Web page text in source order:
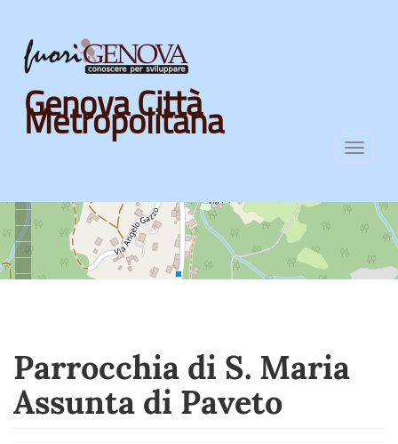
Skip
main
content
Genova Città
Metropolitana
Parrocchia di S. Maria
Assunta di Paveto